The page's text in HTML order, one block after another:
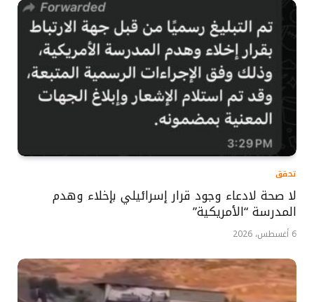
تحقق
لا صحة لادعاء وجود قرار إسرائيلي بإخلاء وهدم
المدرسة “الأمريكية”
6 أغسطس، 2026